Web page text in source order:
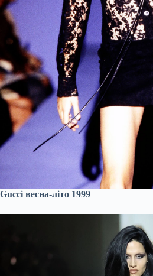
Gucci весна-літо 1999